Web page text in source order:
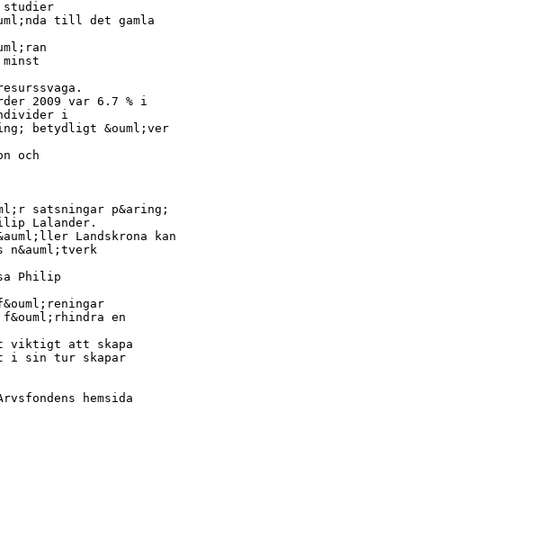
studier
till det gamla
2009 var 6.7 % i
i
betydligt &ouml;ver
och
satsningar p&aring;
Lalander.
Landskrona kan
n&auml;tverk
Philip
en
viktigt att skapa
i sin tur skapar
hemsida